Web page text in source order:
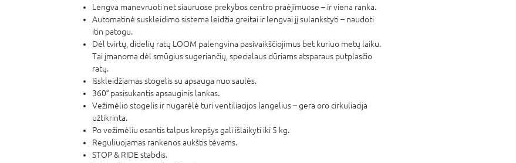
Lengva manevruoti net siauruose prekybos centro praėjimuose – ir viena ranka.
Automatinė suskleidimo sistema leidžia greitai ir lengvai jį sulankstyti – naudoti
itin patogu.
Dėl tvirtų, didelių ratų LOOM palengvina pasivaikščiojimus bet kuriuo metų laiku.
Tai įmanoma dėl smūgius sugeriančių, specialaus dūriams atsparaus putplasčio
ratų.
Išskleidžiamas stogelis su apsauga nuo saulės.
360° pasisukantis apsauginis lankas.
Vežimėlio stogelis ir nugarėlė turi ventiliacijos langelius – gera oro cirkuliacija
užtikrinta.
Po vežimėliu esantis talpus krepšys gali išlaikyti iki 5 kg.
Reguliuojamas rankenos aukštis tėvams.
STOP & RIDE stabdis.